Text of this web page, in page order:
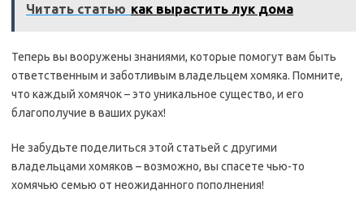
Читать статью как вырастить лук дома
Теперь вы вооружены знаниями, которые помогут вам быть
ответственным и заботливым владельцем хомяка. Помните,
что каждый хомячок – это уникальное существо, и его
благополучие в ваших руках!
Не забудьте поделиться этой статьей с другими
владельцами хомяков – возможно, вы спасете чью-то
хомячью семью от неожиданного пополнения!